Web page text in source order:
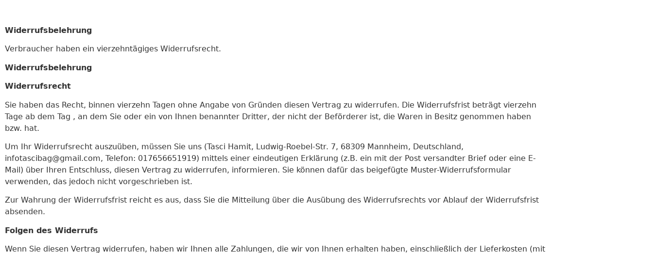
Widerrufsbelehrung
Verbraucher haben ein vierzehntägiges Widerrufsrecht.
Widerrufsbelehrung
Widerrufsrecht
Sie haben das Recht, binnen vierzehn Tagen ohne Angabe von Gründen diesen Vertrag zu widerrufen. Die Widerrufsfrist beträgt vierzehn
Tage ab dem Tag , an dem Sie oder ein von Ihnen benannter Dritter, der nicht der Beförderer ist, die Waren in Besitz genommen haben
bzw. hat.
Um Ihr Widerrufsrecht auszuüben, müssen Sie uns (Tasci Hamit, Ludwig-Roebel-Str. 7, 68309 Mannheim, Deutschland,
infotascibag@gmail.com, Telefon: 017656651919) mittels einer eindeutigen Erklärung (z.B. ein mit der Post versandter Brief oder eine E-
Mail) über Ihren Entschluss, diesen Vertrag zu widerrufen, informieren. Sie können dafür das beigefügte Muster-Widerrufsformular
verwenden, das jedoch nicht vorgeschrieben ist.
Zur Wahrung der Widerrufsfrist reicht es aus, dass Sie die Mitteilung über die Ausübung des Widerrufsrechts vor Ablauf der Widerrufsfrist
absenden.
Folgen des Widerrufs
Wenn Sie diesen Vertrag widerrufen, haben wir Ihnen alle Zahlungen, die wir von Ihnen erhalten haben, einschließlich der Lieferkosten (mit